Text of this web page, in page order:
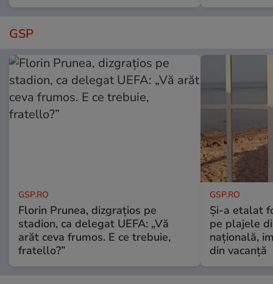
GSP
GSP.RO
Florin Prunea, dizgrațios pe
stadion, ca delegat UEFA: „Vă
arăt ceva frumos. E ce trebuie,
fratello?”
GSP.RO
Și-a etalat
pe plajele
națională,
din vacanță